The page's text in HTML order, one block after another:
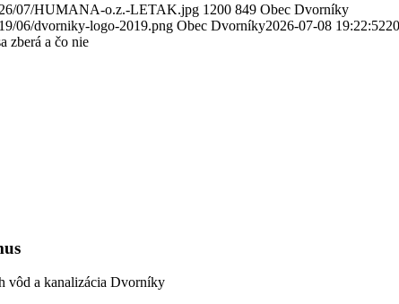
07/HUMANA-o.z.-LETAK.jpg 1200 849 Obec Dvorníky
06/dvorniky-logo-2019.png Obec Dvorníky2026-07-08 19:22:52
zberá a čo nie
vôd a kanalizácia Dvorníky